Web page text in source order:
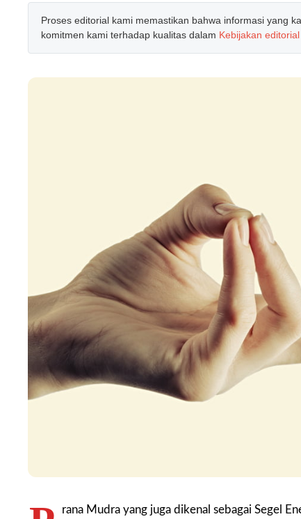
Proses editorial kami memastikan bahwa informasi yang
komitmen kami terhadap kualitas dalam Kebijakan
rana Mudra yang juga dikenal sebagai Segel